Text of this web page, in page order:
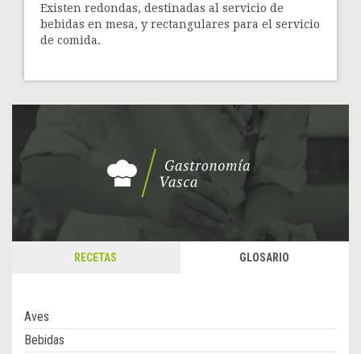
Existen redondas, destinadas al servicio de
bebidas en mesa, y rectangulares para el servicio
de comida.
RECETAS GLOSARIO
Aves
Bebidas